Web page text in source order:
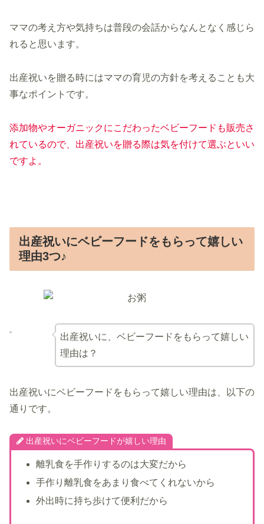
ママの考え方や気持ちは普段の会話からなんとなく感じら
れると思います。
出産祝いを贈る時にはママの育児の方針を考えることも大
事なポイントです。
添加物やオーガニックにこだわったベビーフードも販売さ
れているので、出産祝いを贈る際は気を付けて選ぶといい
ですよ 。
出産祝いにベビーフードをもらって嬉しい
理由3つ♪
出産祝いに、ベビーフードをもらって嬉しい
理由は？
出産祝いにベビーフードをもらって嬉しい理由は、以下の
通りです。
出産祝いにベビーフードが嬉しい理由
離乳食を手作りするのは大変だから
手作り離乳食をあまり食べてくれないから
外出時に持ち歩けて便利だから